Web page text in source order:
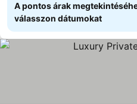
A pontos árak
válasszon dátumokat